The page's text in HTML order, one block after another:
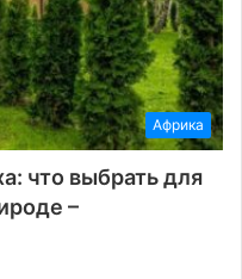
Африка
что выбрать для
–